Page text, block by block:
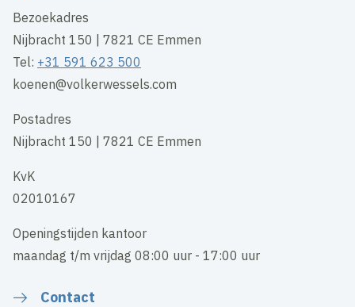
Bezoekadres
Nijbracht 150 | 7821 CE Emmen
Tel: +31 591 623 500
koenen@volkerwessels.com
Postadres
Nijbracht 150 | 7821 CE Emmen
KvK
02010167
Openingstijden kantoor
maandag t/m vrijdag 08:00 uur - 17:00 uur
Contact